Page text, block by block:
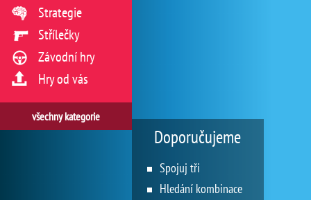
Strategie
Střílečky
Závodní hry
Hry od vás
všechny kategorie
Doporučujeme
Spojuj tři
Hledání kombinace